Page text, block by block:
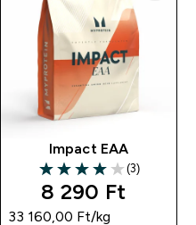
Impact EAA
4 out of 5 stars
(3)
8 290 Ft‎
33 160,00 Ft‎/kg